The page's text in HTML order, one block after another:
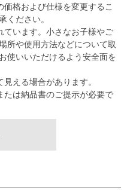
格および仕様を変更するこ
ください。
います。小さなお子様やご
所や使用方法などについて取
使いいただけるよう安全面を
える場合があります。
は納品書のご提示が必要で